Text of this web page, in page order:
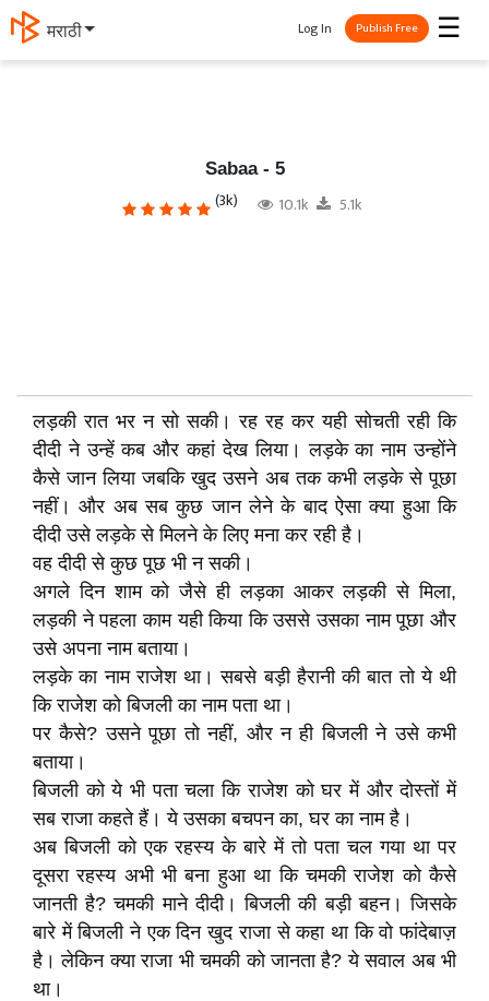
मराठी ☰
Log In Publish Free
Sabaa - 5
(3k) 10.1k 5.1k
लड़की रात भर न सो सकी। रह रह कर यही सोचती रही कि
दीदी ने उन्हें कब और कहां देख लिया। लड़के का नाम उन्होंने
कैसे जान लिया जबकि खुद उसने अब तक कभी लड़के से पूछा
नहीं। और अब सब कुछ जान लेने के बाद ऐसा क्या हुआ कि
दीदी उसे लड़के से मिलने के लिए मना कर रही है।
वह दीदी से कुछ पूछ भी न सकी।
अगले दिन शाम को जैसे ही लड़का आकर लड़की से मिला,
लड़की ने पहला काम यही किया कि उससे उसका नाम पूछा और
उसे अपना नाम बताया।
लड़के का नाम राजेश था। सबसे बड़ी हैरानी की बात तो ये थी
कि राजेश को बिजली का नाम पता था।
पर कैसे? उसने पूछा तो नहीं, और न ही बिजली ने उसे कभी
बताया।
बिजली को ये भी पता चला कि राजेश को घर में और दोस्तों में
सब राजा कहते हैं। ये उसका बचपन का, घर का नाम है।
अब बिजली को एक रहस्य के बारे में तो पता चल गया था पर
दूसरा रहस्य अभी भी बना हुआ था कि चमकी राजेश को कैसे
जानती है? चमकी माने दीदी। बिजली की बड़ी बहन। जिसके
बारे में बिजली ने एक दिन खुद राजा से कहा था कि वो फांदेबाज़
है। लेकिन क्या राजा भी चमकी को जानता है? ये सवाल अब भी
था।